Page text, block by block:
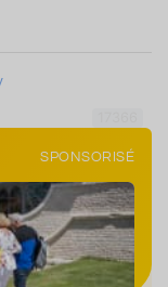
SPONSORISÉ